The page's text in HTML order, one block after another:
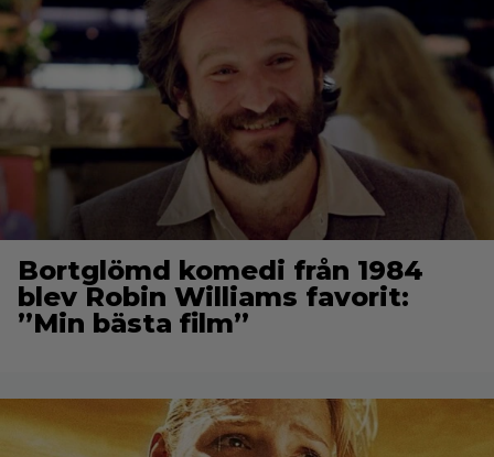
Bortglömd komedi från 1984
blev Robin Williams favorit:
”Min bästa film”